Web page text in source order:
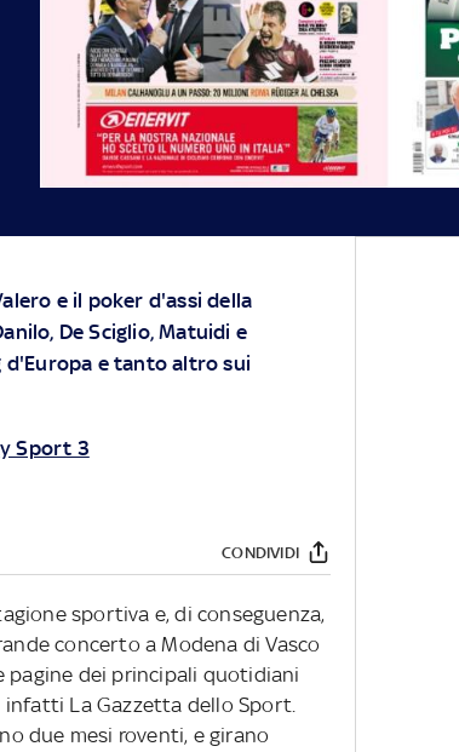
e il poker d'assi della
De Sciglio, Matuidi e
d'Europa e tanto altro sui
Sport 3
CONDIVIDI
sportiva e, di conseguenza,
concerto a Modena di Vasco
pagine dei principali quotidiani
La Gazzetta dello Sport.
due mesi roventi, e girano